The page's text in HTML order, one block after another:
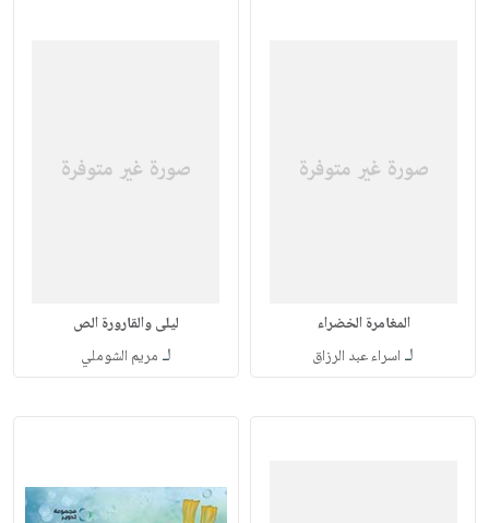
المغامرة الخضراء
لـ اسراء عبد الرزاق
ليلى والقارورة الص
لـ مريم الشوملي